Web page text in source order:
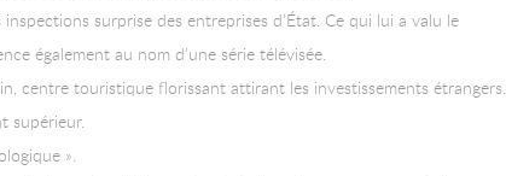
surprise des entreprises d’État. Ce qui lui a valu le
également au nom d’une série télévisée.
centre touristique florissant attirant les investissements étrangers.
supérieur.
».